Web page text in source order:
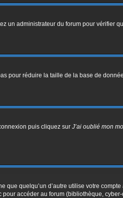
un administrateur du forum pour vérifier
pour réduire la taille de la base de
puis cliquez sur J’ai oublié mon
quelqu’un d’autre utilise votre
accéder au forum (bibliothèque,